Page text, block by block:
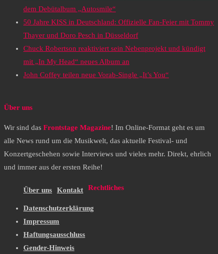
dem Debütalbum „Autosmile“
50 Jahre KISS in Deutschland: Offizielle Fan-Feier mit Tommy
Thayer und Doro Pesch in Düsseldorf
Chuck Robertson reaktiviert sein Nebenprojekt und kündigt
mit „In My Head“ neues Album an
John Coffey teilen neue Vorab-Single „It’s You“
Über uns
Wir sind das Frontstage Magazine! Im Online-Format geht es um
alle News rund um die Musikwelt, das aktuelle Festival- und
Konzertgeschehen sowie Interviews und vieles mehr. Direkt, ehrlich
und immer aus der ersten Reihe!
Über uns Kontakt Rechtliches
Datenschutzerklärung
Impressum
Haftungsausschluss
Gender-Hinweis